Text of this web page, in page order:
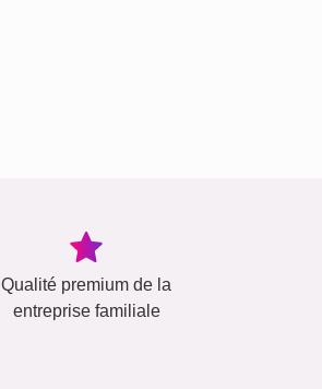
Qualité premium de la
entreprise familiale